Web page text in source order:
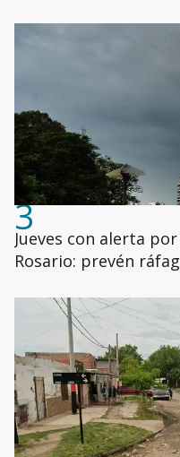
3
Jueves con alerta
Rosario: prevén